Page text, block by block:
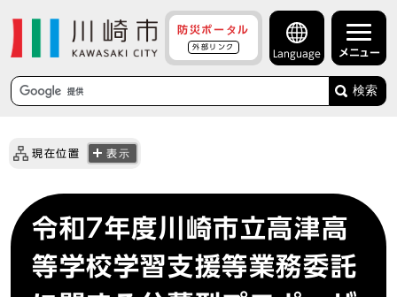
防災ポータル
外部リンク
Language メニュー
検索
現在位置 表示
令和7年度川崎市立高津高
等学校学習支援等業務委託